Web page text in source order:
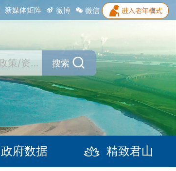
新媒体矩阵 微博 微信
搜索
政府数据 精致君山